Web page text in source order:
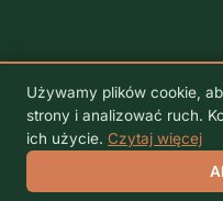
© 2026 ogrodoweabc.eu.
Używamy plików cookie,
strony i analizować ruch.
ich użycie. Czytaj więcej